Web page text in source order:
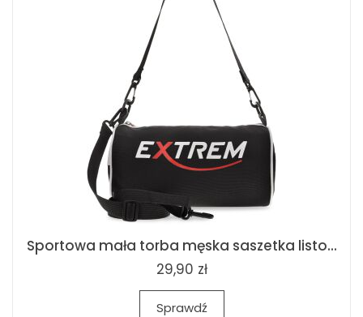
Sportowa mała torba męska saszetka listo...
29,90 zł
Sprawdź